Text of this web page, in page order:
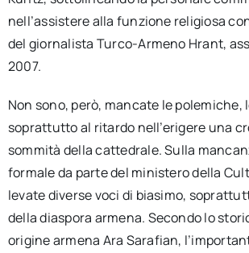
nell’assistere alla funzione religiosa
del giornalista Turco-Armeno Hrant,
2007.
Non sono, però, mancate le polemiche,
soprattutto al ritardo nell’erigere una
sommità della cattedrale. Sulla
formale da parte del ministero della
levate diverse voci di biasimo,
della diaspora armena. Secondo lo
origine armena Ara Sarafian,